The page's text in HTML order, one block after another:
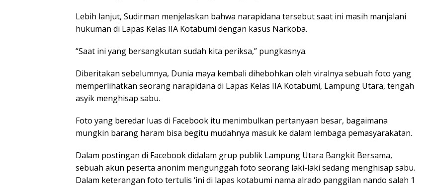
Lebih lanjut, Sudirman menjelaskan bahwa narapidana tersebut saat ini masih manjalani
hukuman di Lapas Kelas IIA Kotabumi dengan kasus Narkoba.
“Saat ini yang bersangkutan sudah kita periksa,” pungkasnya.
Diberitakan sebelumnya, Dunia maya kembali dihebohkan oleh viralnya sebuah foto yang
memperlihatkan seorang narapidana di Lapas Kelas IIA Kotabumi, Lampung Utara, tengah
asyik menghisap sabu.
Foto yang beredar luas di Facebook itu menimbulkan pertanyaan besar, bagaimana
mungkin barang haram bisa begitu mudahnya masuk ke dalam lembaga pemasyarakatan.
Dalam postingan di Facebook didalam grup publik Lampung Utara Bangkit Bersama,
sebuah akun peserta anonim mengunggah foto seorang laki-laki sedang menghisap sabu.
Dalam keterangan foto tertulis ‘ini di lapas kotabumi nama alrado panggilan nando salah 1